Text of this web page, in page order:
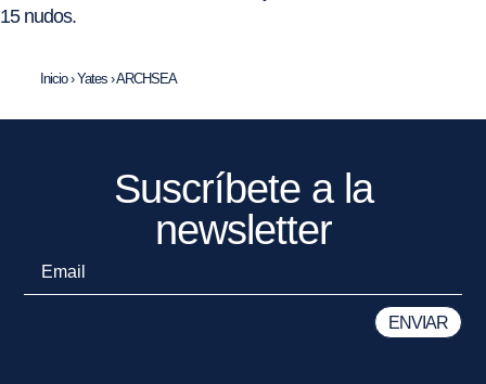
15 nudos.
Inicio›Yates ›ARCHSEA
Suscríbete a la
newsletter